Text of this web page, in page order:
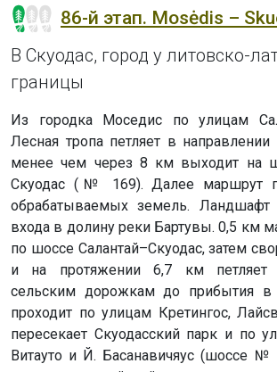
86-й этап. Mosėdis –
В Скуодас, город у литовско-
границы
Из городка Моседис по улицам
Лесная тропа петляет в направлении
менее чем через 8 км выходит на
Скуодас (№ 169). Далее маршрут
обрабатываемых земель. Ландшафт
входа в долину реки Бартувы. 0,5 км
по шоссе Салантай–Скуодас, затем
и на протяжении 6,7 км
сельским дорожкам до прибытия в
проходит по улицам Кретингос,
пересекает Скуодасский парк и по
Витауто и Й. Басанавичяус (шоссе №